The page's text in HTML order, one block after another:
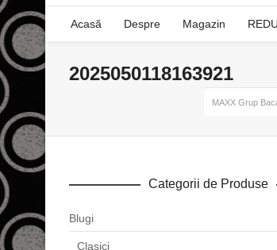
Acasă Despre Magazin
2025050118163921
MAXX Grup
Categorii de Produse
Blugi
Clasici